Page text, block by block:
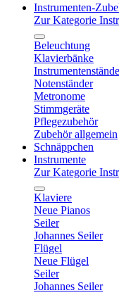
Instrumenten-
Zur Kategorie
Beleuchtung
Klavierbänke
Notenständer
Metronome
Stimmgeräte
Pflegezubehör
Zubehör allgemein
Schnäppchen
Instrumente
Zur Kategorie
Klaviere
Neue Pianos
Seiler
Johannes Seiler
Flügel
Neue Flügel
Seiler
Johannes Seiler